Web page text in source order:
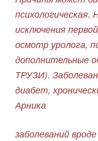
психологическая.
исключения
осмотр уролога,
дополнительные
ТРУЗИ).
диабет,
Арника
заболеваний